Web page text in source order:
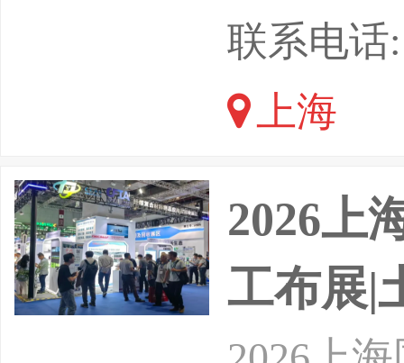
十四届
届展会
业，
联系电话
上海
2026上
工布展|